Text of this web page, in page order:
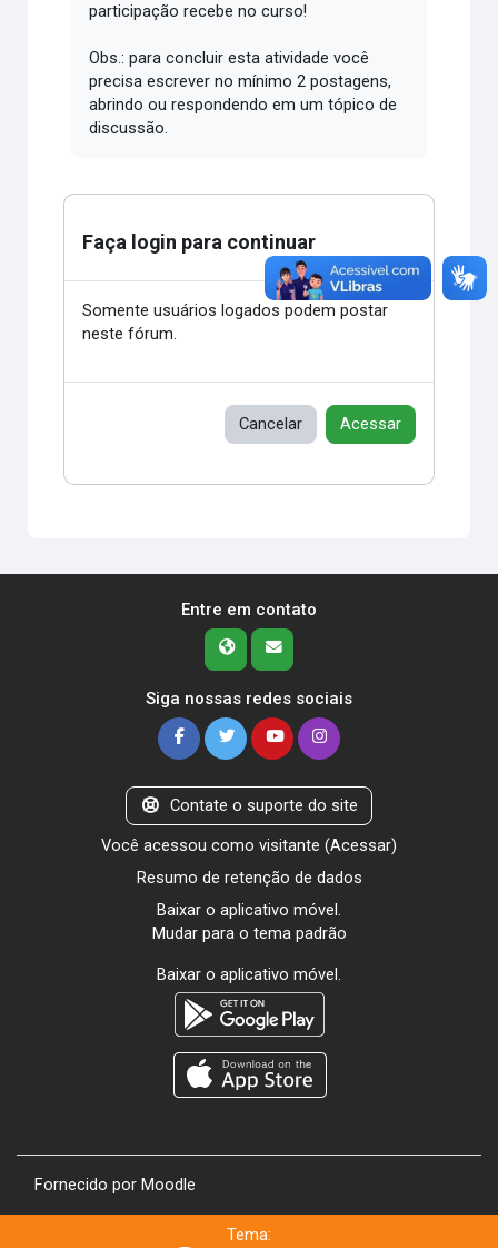
participação recebe no curso!
Obs.: para concluir esta atividade você
precisa escrever no mínimo 2 postagens,
abrindo ou respondendo em um tópico de
discussão.
Faça login para continuar
Somente usuários logados podem postar
neste fórum.
Cancelar Acessar
Entre em contato
Siga nossas redes sociais
Contate o suporte do site
Você acessou como visitante (Acessar)
Resumo de retenção de dados
Baixar o aplicativo móvel.
Mudar para o tema padrão
Baixar o aplicativo móvel.
Fornecido por Moodle
Tema: